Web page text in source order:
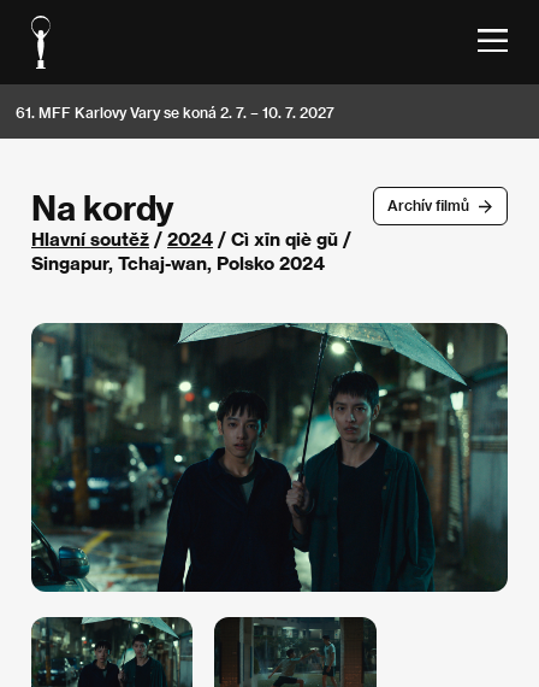
61. MFF Karlovy Vary se koná 2. 7. – 10. 7. 2027
Archív filmů
Na kordy
Hlavní soutěž / 2024 / Cì xīn qiè gŭ /
Singapur, Tchaj-wan, Polsko 2024